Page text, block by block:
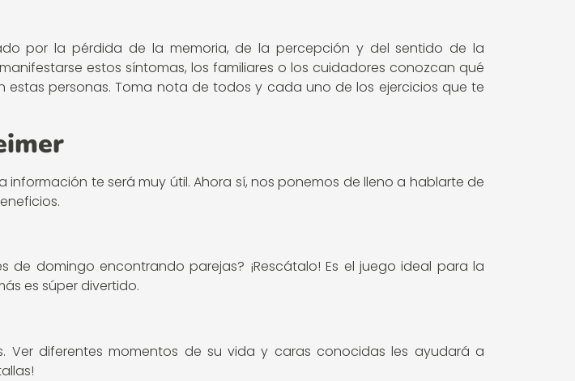
por la pérdida de la memoria, de la percepción y del sentido de la
estos síntomas, los familiares o los cuidadores conozcan qué
personas. Toma nota de todos y cada uno de los ejercicios que te
información te será muy útil. Ahora sí, nos ponemos de lleno a hablarte de
domingo encontrando parejas? ¡Rescátalo! Es el juego ideal para la
es súper divertido.
Ver diferentes momentos de su vida y caras conocidas les ayudará a